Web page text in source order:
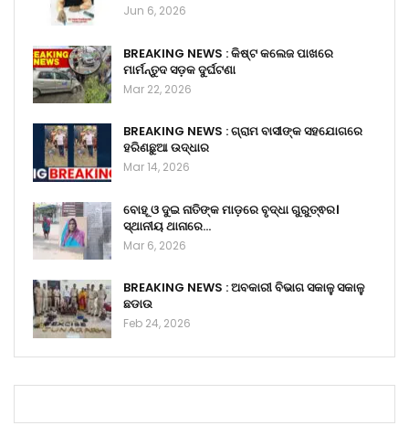
Jun 6, 2026
BREAKING NEWS : କିଷ୍ଟ କଲେଜ ପାଖରେ
ମାର୍ମନ୍ତୁଦ ସଡ଼କ ଦୁର୍ଘଟଣା
Mar 22, 2026
BREAKING NEWS : ଗ୍ରାମ ବାସୀଙ୍କ ସହଯୋଗରେ
ହରିଣଛୁଆ ଉଦ୍ଧାର
Mar 14, 2026
ବୋହୂ ଓ ଦୁଇ ନାତିଙ୍କ ମାଡ଼ରେ ବୃଦ୍ଧା ଗୁରୁତ୍ଵର।
ସ୍ଥାନୀୟ ଥାନାରେ…
Mar 6, 2026
BREAKING NEWS : ଅବକାରୀ ବିଭାଗ ସକାଳୁ ସକାଳୁ
ଛଡାଉ
Feb 24, 2026